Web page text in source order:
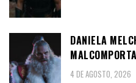
DANIELA
4 DE AGOSTO, 2026